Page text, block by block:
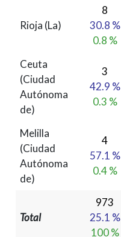
Rioja (La)
8
30.8 %
0.8 %
Ceuta
(Ciudad
Autónoma
de)
3
42.9 %
0.3 %
Melilla
(Ciudad
Autónoma
de)
4
57.1 %
0.4 %
Total
973
25.1 %
100 %